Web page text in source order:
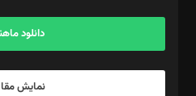
آگهی و مشترکین: ۰۹۱۹۹۹۹۰۴۵۴
دانلود
نمایش